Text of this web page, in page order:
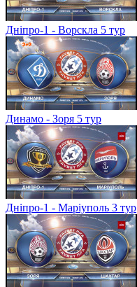
Дніпро-1 - Ворскла 5 тур
Динамо - Зоря 5 тур
Дніпро-1 - Маріуполь 3 тур